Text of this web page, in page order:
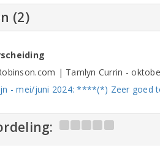
(2)
| Tamlyn Currin -
- mei/juni 2024: ****(*) Zeer goed